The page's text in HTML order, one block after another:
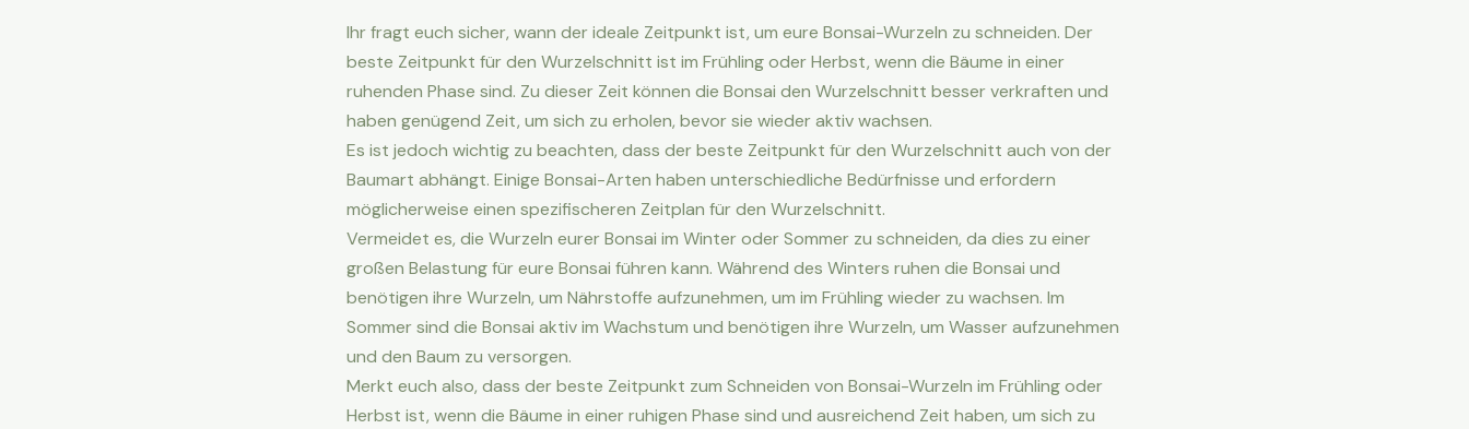
Ihr fragt euch sicher, wann der ideale Zeitpunkt ist, um eure Bonsai-Wurzeln zu schneiden. Der
beste Zeitpunkt für den Wurzelschnitt ist im Frühling oder Herbst, wenn die Bäume in einer
ruhenden Phase sind. Zu dieser Zeit können die Bonsai den Wurzelschnitt besser verkraften und
haben genügend Zeit, um sich zu erholen, bevor sie wieder aktiv wachsen.
Es ist jedoch wichtig zu beachten, dass der beste Zeitpunkt für den Wurzelschnitt auch von der
Baumart abhängt. Einige Bonsai-Arten haben unterschiedliche Bedürfnisse und erfordern
möglicherweise einen spezifischeren Zeitplan für den Wurzelschnitt.
Vermeidet es, die Wurzeln eurer Bonsai im Winter oder Sommer zu schneiden, da dies zu einer
großen Belastung für eure Bonsai führen kann. Während des Winters ruhen die Bonsai und
benötigen ihre Wurzeln, um Nährstoffe aufzunehmen, um im Frühling wieder zu wachsen. Im
Sommer sind die Bonsai aktiv im Wachstum und benötigen ihre Wurzeln, um Wasser aufzunehmen
und den Baum zu versorgen.
Merkt euch also, dass der beste Zeitpunkt zum Schneiden von Bonsai-Wurzeln im Frühling oder
Herbst ist, wenn die Bäume in einer ruhigen Phase sind und ausreichend Zeit haben, um sich zu